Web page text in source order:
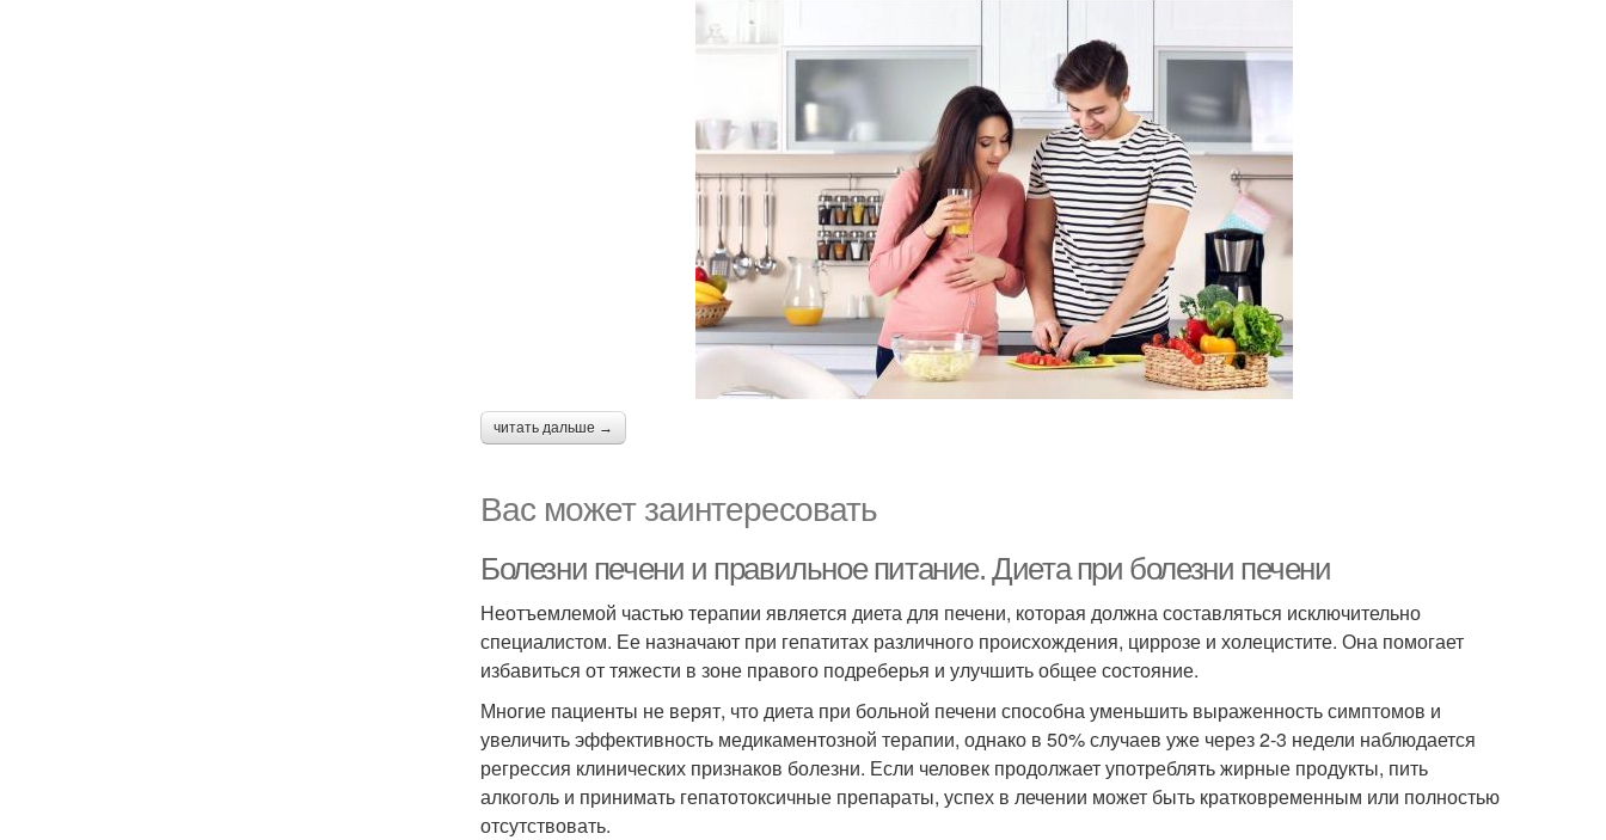
читать дальше →
Вас может заинтересовать
Болезни печени и правильное питание. Диета при болезни печени
Неотъемлемой частью терапии является диета для печени, которая должна составляться исключительно
специалистом. Ее назначают при гепатитах различного происхождения, циррозе и холецистите. Она помогает
избавиться от тяжести в зоне правого подреберья и улучшить общее состояние.
Многие пациенты не верят, что диета при больной печени способна уменьшить выраженность симптомов и
увеличить эффективность медикаментозной терапии, однако в 50% случаев уже через 2-3 недели наблюдается
регрессия клинических признаков болезни. Если человек продолжает употреблять жирные продукты, пить
алкоголь и принимать гепатотоксичные препараты, успех в лечении может быть кратковременным или полностью
отсутствовать.